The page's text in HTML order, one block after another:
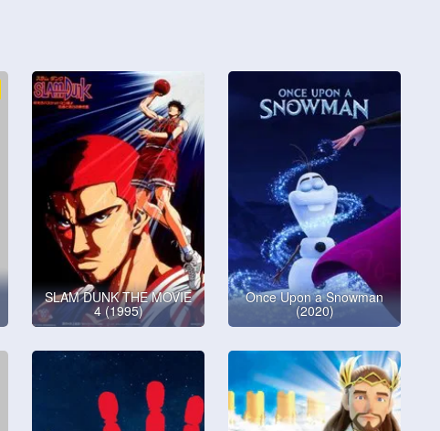
SLAM DUNK THE MOVIE
4 (1995)
Once Upon a Snowman
(2020)